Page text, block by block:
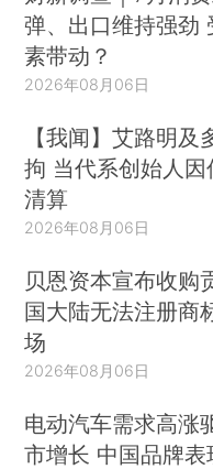
弹、出口维持强劲
素带动？
2026年08月06日
【我闻】艾路明及
拘 当代系创始人因
清算
2026年08月06日
贝恩资本宣布收购
国大陆无法注册商
场
2026年08月06日
电动汽车需求高涨
市增长 中国品牌表